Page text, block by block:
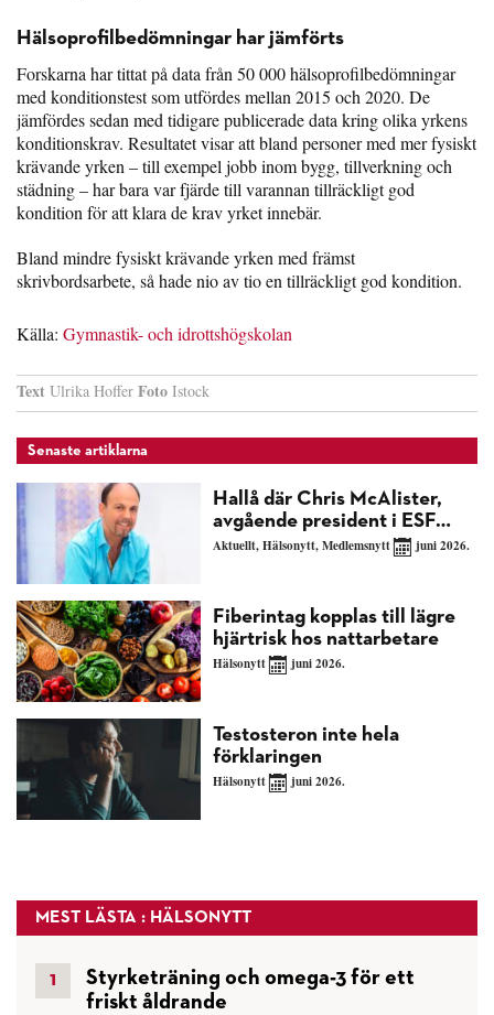
Hälsoprofilbedömningar har jämförts
Forskarna har tittat på data från 50 000 hälsoprofilbedömningar
med konditionstest som utfördes mellan 2015 och 2020. De
jämfördes sedan med tidigare publicerade data kring olika yrkens
konditionskrav. Resultatet visar att bland personer med mer fysiskt
krävande yrken – till exempel jobb inom bygg, tillverkning och
städning – har bara var fjärde till varannan tillräckligt god
kondition för att klara de krav yrket innebär.
Bland mindre fysiskt krävande yrken med främst
skrivbordsarbete, så hade nio av tio en tillräckligt god kondition.
Källa: Gymnastik- och idrottshögskolan
Text Ulrika Hoffer Foto Istock
Senaste artiklarna
Hallå där Chris McAlister,
avgående president i ESF…
Aktuellt,Hälsonytt,Medlemsnytt juni 2026.
Fiberintag kopplas till lägre
hjärtrisk hos nattarbetare
Hälsonytt juni 2026.
Testosteron inte hela
förklaringen
Hälsonytt juni 2026.
MEST LÄSTA : HÄLSONYTT
Styrketräning och omega-3 för ett
friskt åldrande